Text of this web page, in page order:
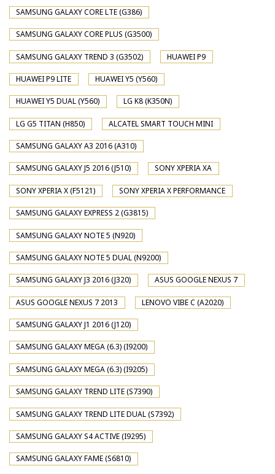
SAMSUNG GALAXY CORE LTE (G386)
SAMSUNG GALAXY CORE PLUS (G3500)
SAMSUNG GALAXY TREND 3 (G3502) HUAWEI P9
HUAWEI P9 LITE HUAWEI Y5 (Y560)
HUAWEI Y5 DUAL (Y560) LG K8 (K350N)
LG G5 TITAN (H850) ALCATEL SMART TOUCH MINI
SAMSUNG GALAXY A3 2016 (A310)
SAMSUNG GALAXY J5 2016 (J510) SONY XPERIA XA
SONY XPERIA X (F5121) SONY XPERIA X PERFORMANCE
SAMSUNG GALAXY EXPRESS 2 (G3815)
SAMSUNG GALAXY NOTE 5 (N920)
SAMSUNG GALAXY NOTE 5 DUAL (N9200)
SAMSUNG GALAXY J3 2016 (J320) ASUS GOOGLE NEXUS 7
ASUS GOOGLE NEXUS 7 2013 LENOVO VIBE C (A2020)
SAMSUNG GALAXY J1 2016 (J120)
SAMSUNG GALAXY MEGA (6.3) (I9200)
SAMSUNG GALAXY MEGA (6.3) (I9205)
SAMSUNG GALAXY TREND LITE (S7390)
SAMSUNG GALAXY TREND LITE DUAL (S7392)
SAMSUNG GALAXY S4 ACTIVE (I9295)
SAMSUNG GALAXY FAME (S6810)